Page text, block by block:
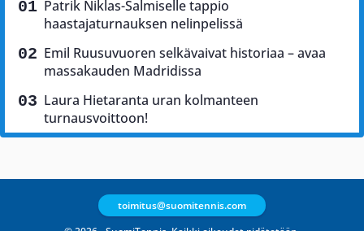
Patrik Niklas-Salmiselle tappio
haastajaturnauksen nelinpelissä
Emil Ruusuvuoren selkävaivat historiaa – avaa
massakauden Madridissa
Laura Hietaranta uran kolmanteen
turnausvoittoon!
toimitus@suomitennis.com